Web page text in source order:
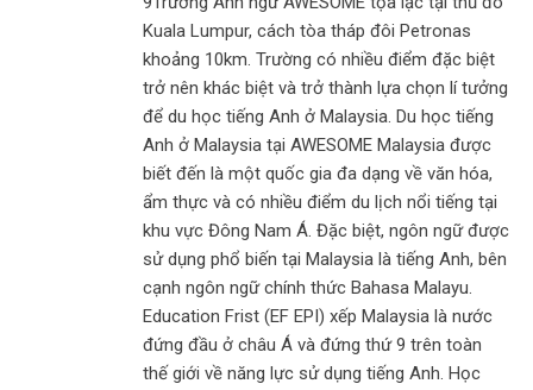
Kuala Lumpur, cách tòa tháp đôi Petronas
khoảng 10km. Trường có nhiều điểm đặc biệt
trở nên khác biệt và trở thành lựa chọn lí tưởng
để du học tiếng Anh ở Malaysia. Du học tiếng
Anh ở Malaysia tại AWESOME Malaysia được
biết đến là một quốc gia đa dạng về văn hóa,
ẩm thực và có nhiều điểm du lịch nổi tiếng tại
khu vực Đông Nam Á. Đặc biệt, ngôn ngữ được
sử dụng phổ biến tại Malaysia là tiếng Anh, bên
cạnh ngôn ngữ chính thức Bahasa Malayu.
Education Frist (EF EPI) xếp Malaysia là nước
đứng đầu ở châu Á và đứng thứ 9 trên toàn
thế giới về năng lực sử dụng tiếng Anh. Học